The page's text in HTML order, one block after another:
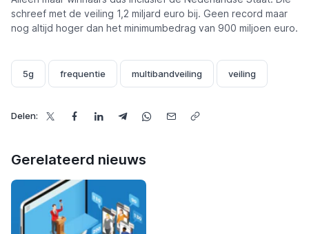
schreef met de veiling 1,2 miljard euro bij. Geen record maar
nog altijd hoger dan het minimumbedrag van 900 miljoen euro.
5g frequentie multibandveiling veiling
Delen:
Gerelateerd nieuws